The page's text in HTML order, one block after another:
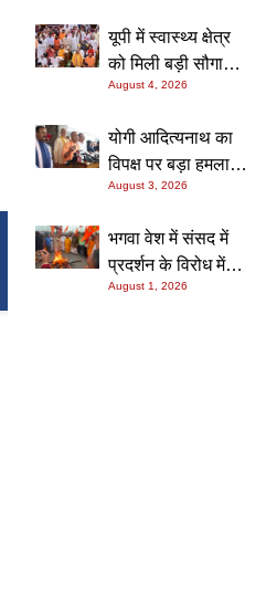
दर्दनाक मौत
यूपी में स्वास्थ्य क्षेत्र
को मिली बड़ी सौगात,
2023.50 करोड़ रुपये
प्रावधान, पांच मंडलों
में खुलेंगे नए आयुष
मेडिकल कॉलेज
August 4, 2026
योगी आदित्यनाथ का
विपक्ष पर बड़ा हमला,
बोले- ‘राम मंदिर निर्माण
वही कर रहे चंदा चोरी
की बात’
August 3, 2026
भगवा वेश में संसद में
प्रदर्शन के विरोध में
अयोध्या के संतों का
August 1, 2026